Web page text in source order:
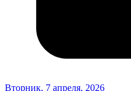
Вторник, 7 апреля, 2026